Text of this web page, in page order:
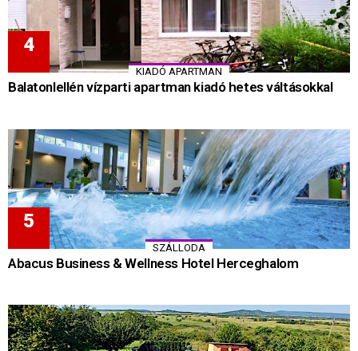
KIADÓ APARTMAN
Balatonlellén vízparti apartman kiadó hetes váltásokkal
SZÁLLODA
Abacus Business & Wellness Hotel Herceghalom